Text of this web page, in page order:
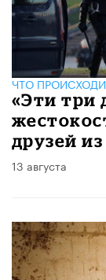
ЧТО
«Эти три
друзей
13 августа